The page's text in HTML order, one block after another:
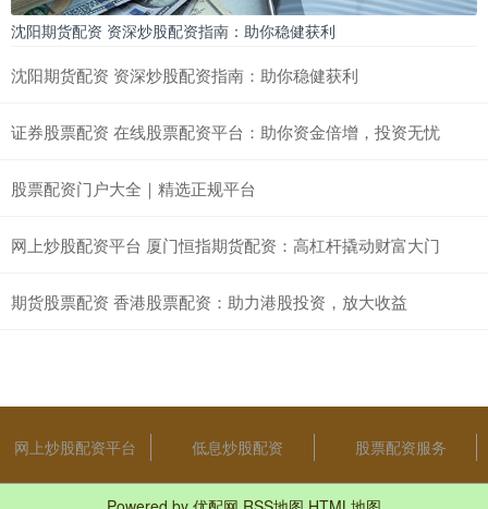
沈阳期货配资 资深炒股配资指南：助你稳健获利
沈阳期货配资 资深炒股配资指南：助你稳健获利
证券股票配资 在线股票配资平台：助你资金倍增，投资无忧
股票配资门户大全｜精选正规平台
网上炒股配资平台 厦门恒指期货配资：高杠杆撬动财富大门
期货股票配资 香港股票配资：助力港股投资，放大收益
网上炒股配资平台 低息炒股配资 股票配资服务